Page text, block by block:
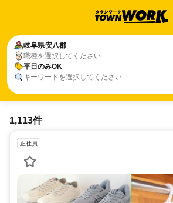
岐阜県安八郡
職種を選択してください
平日のみOK
キーワードを選択してください
岐阜県安八郡
平日のみOK
1,113件
正社員